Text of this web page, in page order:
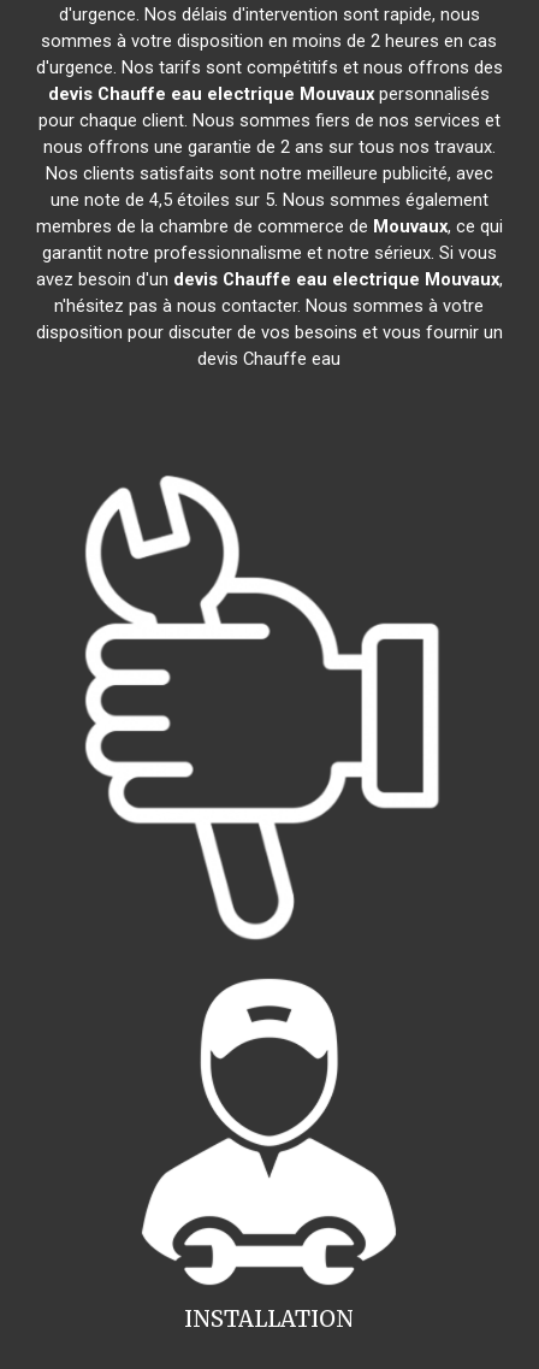
d'urgence. Nos délais d'intervention sont rapide, nous
sommes à votre disposition en moins de 2 heures en cas
d'urgence. Nos tarifs sont compétitifs et nous offrons des
devis Chauffe eau electrique Mouvaux personnalisés
pour chaque client. Nous sommes fiers de nos services et
nous offrons une garantie de 2 ans sur tous nos travaux.
Nos clients satisfaits sont notre meilleure publicité, avec
une note de 4,5 étoiles sur 5. Nous sommes également
membres de la chambre de commerce de Mouvaux, ce qui
garantit notre professionnalisme et notre sérieux. Si vous
avez besoin d'un devis Chauffe eau electrique Mouvaux,
n'hésitez pas à nous contacter. Nous sommes à votre
disposition pour discuter de vos besoins et vous fournir un
devis Chauffe eau
INSTALLATION